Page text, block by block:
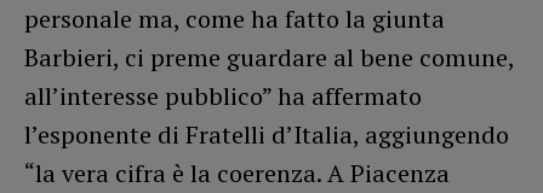
personale ma, come ha fatto la giunta
Barbieri, ci preme guardare al bene comune,
all’interesse pubblico” ha affermato
l’esponente di Fratelli d’Italia, aggiungendo
“la vera cifra è la coerenza. A Piacenza